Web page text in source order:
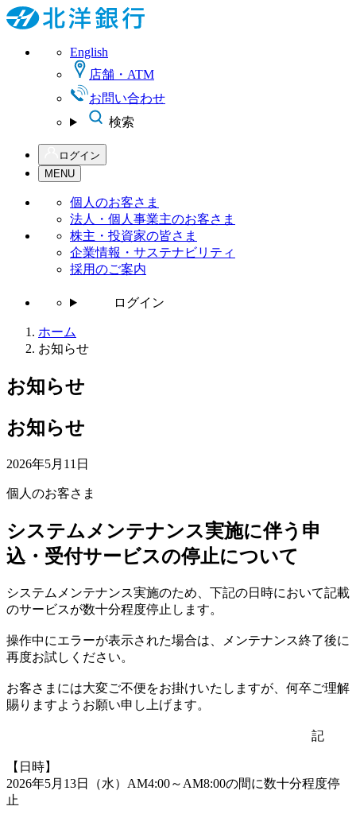
English
店舗・ATM
お問い合わせ
検索
ログイン
MENU
個人のお客さま
法人・個人事業主のお客さま
株主・投資家の皆さま
企業情報・サステナビリティ
採用のご案内
ログイン
ホーム
お知らせ
お知らせ
お知らせ
2026年5月11日
個人のお客さま
システムメンテナンス実施に伴う申
込・受付サービスの停止について
システムメンテナンス実施のため、下記の日時において記載
のサービスが数十分程度停止します。
操作中にエラーが表示された場合は、メンテナンス終了後に
再度お試しください。
お客さまには大変ご不便をお掛けいたしますが、何卒ご理解
賜りますようお願い申し上げます。
記
【日時】
2026年5月13日（水）AM4:00～AM8:00の間に数十分程度停
止